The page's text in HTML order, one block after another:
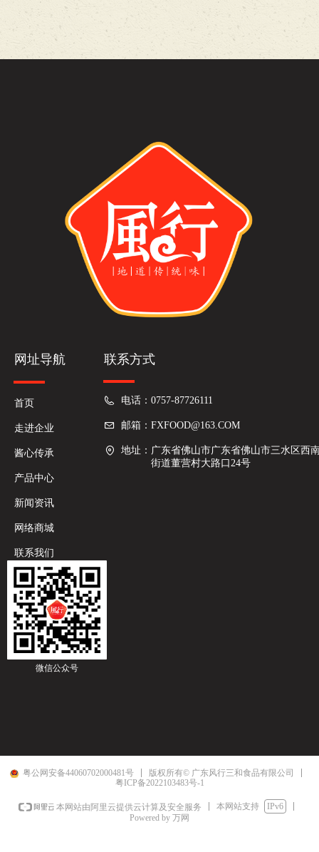
网址导航
首页
走进企业
酱心传承
产品中心
新闻资讯
网络商城
联系我们
联系方式
电话： 0757-87726111
邮箱： FXFOOD@163.COM
地址： 广东省佛山市广东省佛山市三水区西
街道董营村大路口24号
微信公众号
粤公网安备44060702000481号
版权所有© 广东风行三和食品有限公司
粤ICP备2022103483号-1
本网站由阿里云提供云计算及安全服务 本网站支持
IPv6
Powered by 万网